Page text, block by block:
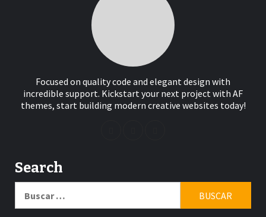
Focused on quality code and elegant design with
incredible support. Kickstart your next project with AF
themes, start building modern creative websites today!
Search